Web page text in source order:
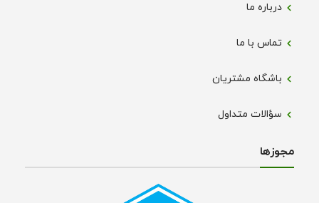
درباره ما
تماس با ما
باشگاه مشتریان
سؤالات متداول
مجوز‌ها